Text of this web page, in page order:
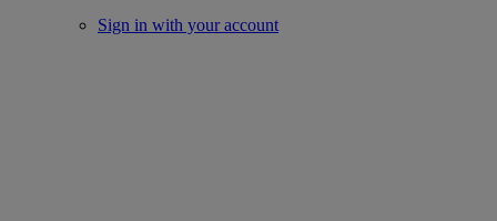
Sign in with your account